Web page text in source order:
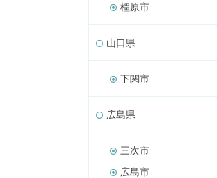
橿原市
山口県
下関市
広島県
三次市
広島市